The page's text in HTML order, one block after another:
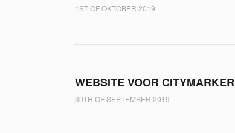
1ST OF OKTOBER 2019
WEBSITE VOOR CITYMARKER
30TH OF SEPTEMBER 2019